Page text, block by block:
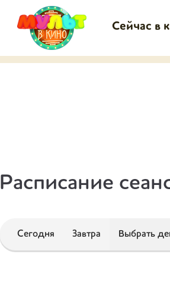
Сейчас в
Расписание
Сегодня Завтра